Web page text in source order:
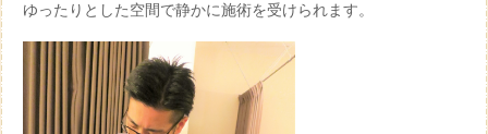
ゆったりとした空間で静かに施術を受けられます。